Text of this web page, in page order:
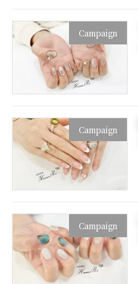
Campaign
Campaign
Campaign